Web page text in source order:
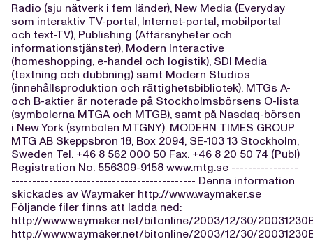
Radio (sju nätverk i fem länder), New Media (Everyday
som interaktiv TV-portal, Internet-portal, mobilportal
och text-TV), Publishing (Affärsnyheter och
informationstjänster), Modern Interactive
(homeshopping, e-handel och logistik), SDI Media
(textning och dubbning) samt Modern Studios
(innehållsproduktion och rättighetsbibliotek). MTGs A-
och B-aktier är noterade på Stockholmsbörsens O-lista
(symbolerna MTGA och MTGB), samt på Nasdaq-börsen
i New York (symbolen MTGNY). MODERN TIMES GROUP
MTG AB Skeppsbron 18, Box 2094, SE-103 13 Stockholm,
Sweden Tel. +46 8 562 000 50 Fax. +46 8 20 50 74 (Publ)
Registration No. 556309-9158 www.mtg.se ----------------
-------------------------------------------- Denna information
skickades av Waymaker http://www.waymaker.se
Följande filer finns att ladda ned:
http://www.waymaker.net/bitonline/2003/12/30/
http://www.waymaker.net/bitonline/2003/12/30/